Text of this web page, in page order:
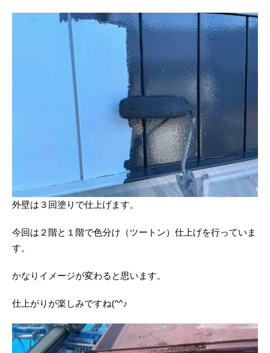
外壁は３回塗りで仕上げます。
今回は２階と１階で色分け（ツートン）仕上げを行っていま
す。
かなりイメージが変わると思います。
仕上がりが楽しみですね(^^♪